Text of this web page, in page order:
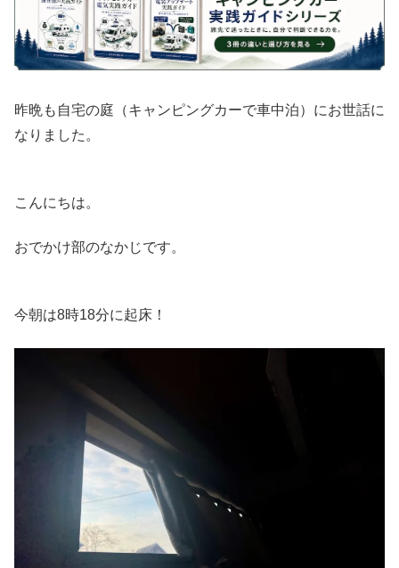
昨晩も自宅の庭（キャンピングカーで車中泊）にお世話に
なりました。
こんにちは。
おでかけ部のなかじです。
今朝は8時18分に起床！